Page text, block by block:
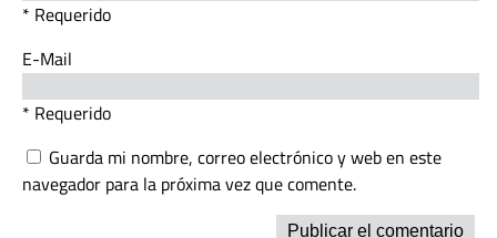
* Requerido
E-Mail
* Requerido
Guarda mi nombre, correo electrónico y web en este
navegador para la próxima vez que comente.